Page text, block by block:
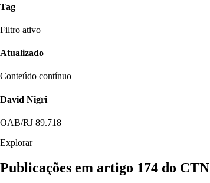
Tag
Filtro ativo
Atualizado
Conteúdo contínuo
David Nigri
OAB/RJ 89.718
Explorar
Publicações em artigo 174 do CTN